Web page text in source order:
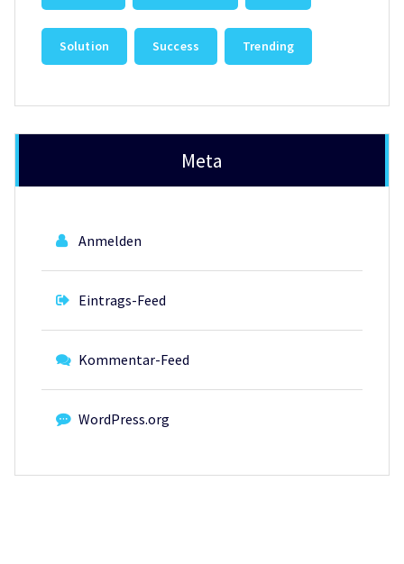
Solution Success Trending
Meta
Anmelden
Eintrags-Feed
Kommentar-Feed
WordPress.org